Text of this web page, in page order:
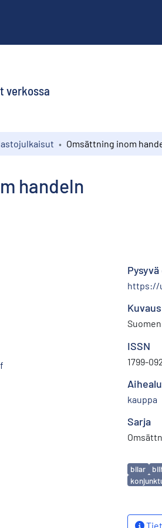
verkossa
Omsättning inom
handeln
https://
Kuvaus
ISSN
1799-
kauppa
Sarja
bilar